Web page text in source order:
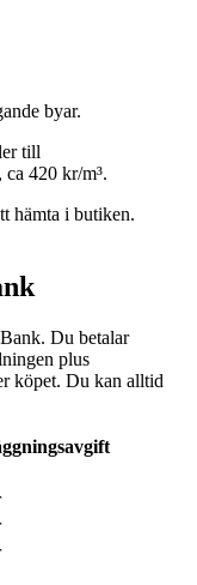
byar.
till
420 kr/m³.
hämta i butiken.
Du betalar
plus
köpet. Du kan alltid